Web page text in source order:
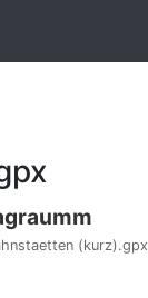
(kurz).gpx